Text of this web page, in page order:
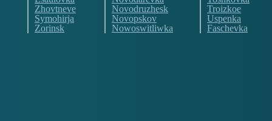
Zhovtneve
Symohirja
Zorinsk
Novodruzhesk
Novopskov
Nowoswitliwka
Troizkoe
Uspenka
Faschevka